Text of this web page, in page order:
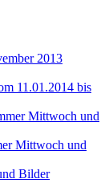
2013
11.01.2014 bis
Mittwoch und
Bilder